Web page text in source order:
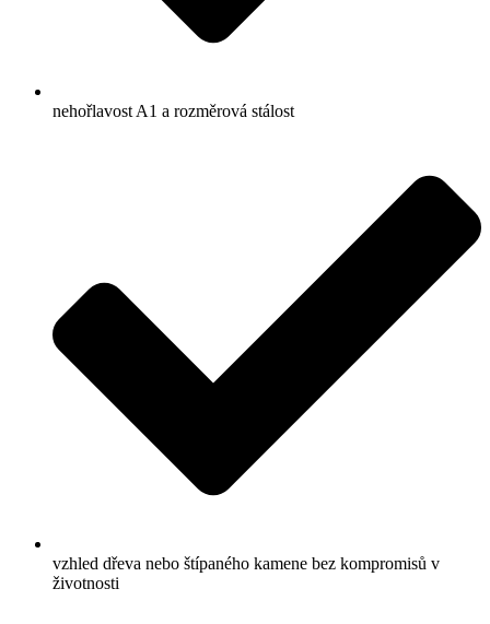
nehořlavost A1 a rozměrová stálost
vzhled dřeva nebo štípaného kamene bez kompromisů v
životnosti